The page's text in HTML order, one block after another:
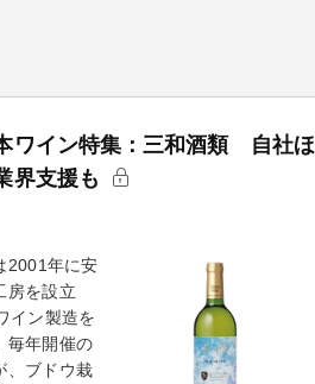
ワイン特集：三和酒類 自社ほ
界支援も
年に安
房を設立
イン製造を
毎年開催の
、ブドウ栽